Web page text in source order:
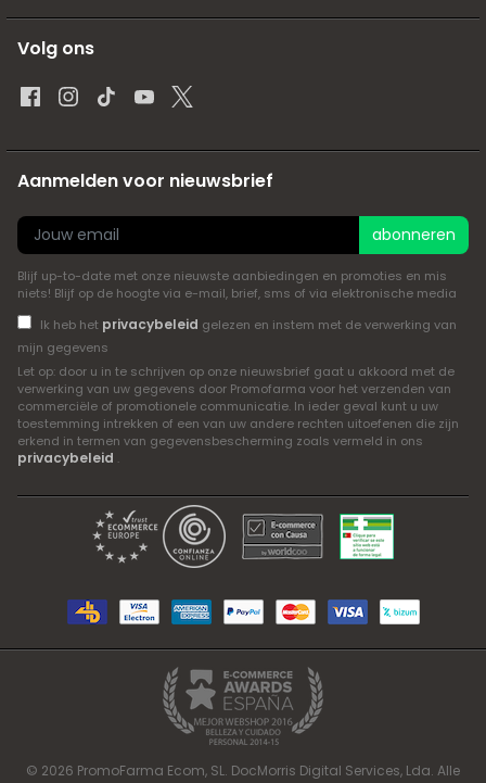
Volg ons
Aanmelden voor nieuwsbrief
abonneren
Blijf up-to-date met onze nieuwste aanbiedingen en promoties en mis
niets! Blijf op de hoogte via e-mail, brief, sms of via elektronische media
Ik heb het privacybeleid gelezen en instem met de verwerking van
mijn gegevens
Let op: door u in te schrijven op onze nieuwsbrief gaat u akkoord met de
verwerking van uw gegevens door Promofarma voor het verzenden van
commerciële of promotionele communicatie. In ieder geval kunt u uw
toestemming intrekken of een van uw andere rechten uitoefenen die zijn
erkend in termen van gegevensbescherming zoals vermeld in ons
privacybeleid .
© 2026 PromoFarma Ecom, SL. DocMorris Digital Services, Lda. Alle